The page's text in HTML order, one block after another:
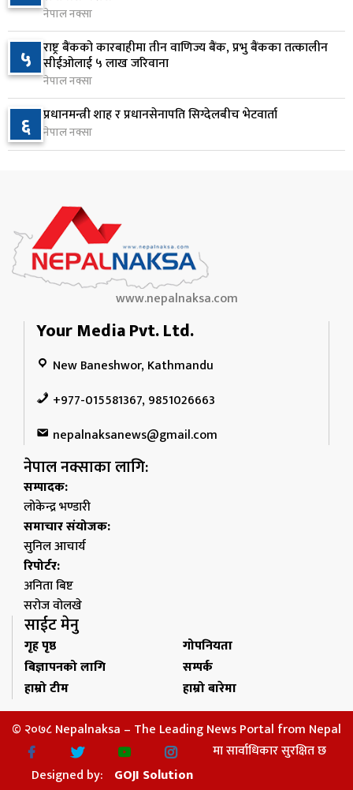
२ दिन अघि
९
आज बस्ने भनिएको राष्ट्रिय सभाको बैठक बुधबारका लागि
सर्‍यो
१०
वीरगञ्जमा ट्यांकरको सिल खोलेर तेल निकाल्ने सात जना
रंगेहात पक्राउ
नेपाल नक्सा
५ राष्ट्र बैंकको कारबाहीमा तीन वाणिज्य बैंक, प्रभु बैंकका तत्कालीन
सीईओलाई ५ लाख जरिवाना
नेपाल नक्सा
६ प्रधानमन्त्री शाह र प्रधानसेनापति सिग्देलबीच भेटवार्ता
नेपाल नक्सा
www.nepalnaksa.com
Your Media Pvt. Ltd.
New Baneshwor, Kathmandu
+977-015581367, 9851026663
nepalnaksanews@gmail.com
नेपाल नक्साका लागि:
सम्पादक:
लोकेन्द्र भण्डारी
समाचार संयोजक:
सुनिल आचार्य
रिपोर्टर:
अनिता बिष्ट
सरोज वोलखे
साईट मेनु
गृह पृष्ठ
गोपनियता
बिज्ञापनको लागि
सम्पर्क
हाम्रो टीम
हाम्रो बारेमा
© २०७८ Nepalnaksa – The Leading News Portal from Nepal
मा सार्वाधिकार सुरक्षित छ
Designed by: GOJI Solution